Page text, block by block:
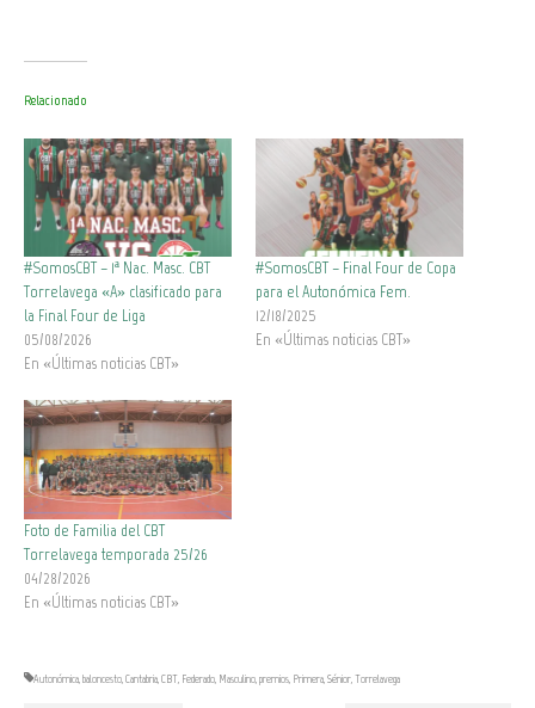
Relacionado
#SomosCBT – 1ª Nac. Masc. CBT
Torrelavega «A» clasificado para
la Final Four de Liga
05/08/2026
En «Últimas noticias CBT»
#SomosCBT – Final Four de Copa
para el Autonómica Fem.
12/18/2025
En «Últimas noticias CBT»
Foto de Familia del CBT
Torrelavega temporada 25/26
04/28/2026
En «Últimas noticias CBT»
Autonómica,baloncesto,Cantabria,CBT, Federado, Masculino,premios, Primera,Sénior,Torrelavega